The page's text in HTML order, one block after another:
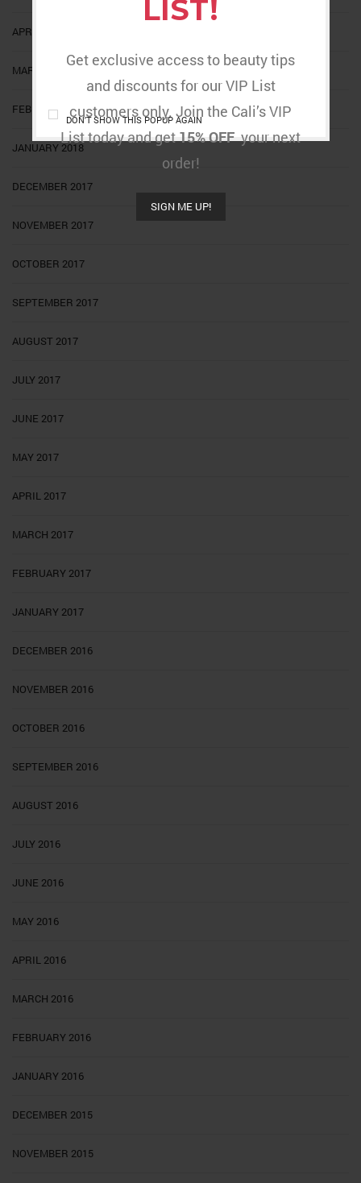
LIST!
Get exclusive access to beauty tips
and discounts for our VIP List
customers only. Join the Cali’s VIP
List today and get15% OFFyour next
order!
SIGN ME UP!
DON'T SHOW THIS POPUP AGAIN
APRIL 2018
MARCH 2018
FEBRUARY 2018
JANUARY 2018
DECEMBER 2017
NOVEMBER 2017
OCTOBER 2017
SEPTEMBER 2017
AUGUST 2017
JULY 2017
JUNE 2017
MAY 2017
APRIL 2017
MARCH 2017
FEBRUARY 2017
JANUARY 2017
DECEMBER 2016
NOVEMBER 2016
OCTOBER 2016
SEPTEMBER 2016
AUGUST 2016
JULY 2016
JUNE 2016
MAY 2016
APRIL 2016
MARCH 2016
FEBRUARY 2016
JANUARY 2016
DECEMBER 2015
NOVEMBER 2015